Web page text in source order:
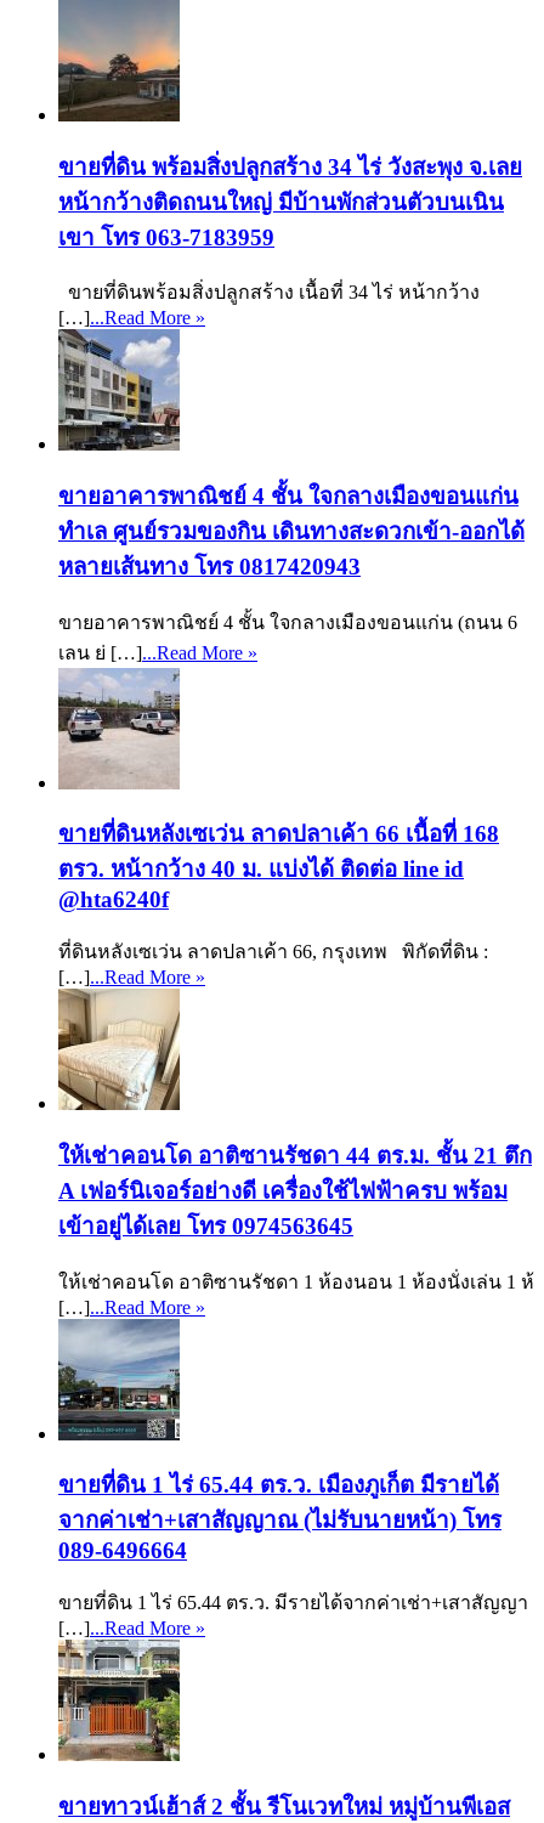
ขายที่ดิน พร้อมสิ่งปลูกสร้าง 34 ไร่ วังสะพุง จ.เลย
หน้ากว้างติดถนนใหญ่ มีบ้านพักส่วนตัวบนเนิน
เขา โทร 063-7183959
ขายที่ดินพร้อมสิ่งปลูกสร้าง เนื้อที่ 34 ไร่ หน้ากว้าง
[…]...Read More »
ขายอาคารพาณิชย์ 4 ชั้น ใจกลางเมืองขอนแก่น
ทำเล ศูนย์รวมของกิน เดินทางสะดวกเข้า-ออกได้
หลายเส้นทาง โทร 0817420943
ขายอาคารพาณิชย์ 4 ชั้น ใจกลางเมืองขอนแก่น (ถนน 6
เลน ย่ […]...Read More »
ขายที่ดินหลังเซเว่น ลาดปลาเค้า 66 เนื้อที่ 168
ตรว. หน้ากว้าง 40 ม. แบ่งได้ ติดต่อ line id
@hta6240f
ที่ดินหลังเซเว่น ลาดปลาเค้า 66, กรุงเทพ พิกัดที่ดิน :
[…]...Read More »
ให้เช่าคอนโด อาติซานรัชดา 44 ตร.ม. ชั้น 21 ตึก
A เฟอร์นิเจอร์อย่างดี เครื่องใช้ไฟฟ้าครบ พร้อม
เข้าอยู่ได้เลย โทร 0974563645
ให้เช่าคอนโด อาติซานรัชดา 1 ห้องนอน 1 ห้องนั่งเล่น 1 ห้
[…]...Read More »
ขายที่ดิน 1 ไร่ 65.44 ตร.ว. เมืองภูเก็ต มีรายได้
จากค่าเช่า+เสาสัญญาณ (ไม่รับนายหน้า) โทร
089-6496664
ขายที่ดิน 1 ไร่ 65.44 ตร.ว. มีรายได้จากค่าเช่า+เสาสัญญา
[…]...Read More »
ขายทาวน์เฮ้าส์ 2 ชั้น รีโนเวทใหม่ หมู่บ้านพีเอส